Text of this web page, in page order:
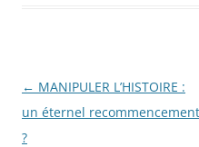
Navigation
des
articles
← MANIPULER L’HISTOIRE :
un éternel recommencement
?